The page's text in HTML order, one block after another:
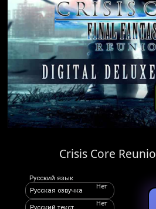
Crisis Core
Русский язык
Русская озвучка
Нет
Нет